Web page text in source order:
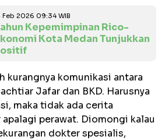
Feb 2026 09:34 WIB
Kepemimpinan Rico-
Kota Medan Tunjukkan
kurangnya komunikasi antara
Jafar dan BKD. Harusnya
maka tidak ada cerita
perawat. Diomongi kalau
dokter spesialis,